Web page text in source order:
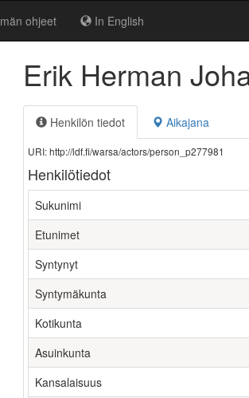
ohjeet In English
Erik Herman
Henkilön tiedot Aikajana
URI: http://ldf.fi/warsa/actors/person_p277981
Henkilötiedot
Sukunimi
Etunimet
Syntynyt
Syntymäkunta
Kotikunta
Asuinkunta
Kansalaisuus